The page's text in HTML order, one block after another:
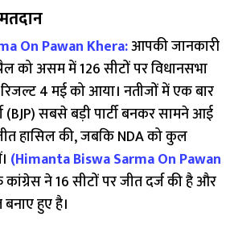
On Pawan Khera:आपकी जानकारी
को असम में 126 सीटों पर विधानसभा
4 मई को आया। नतीजों में एक बार
(BJP) सबसे बड़ी पार्टी बनकर सामने आई
हासिल की, जबकि NDA को कुल
(Himanta Biswa Sarma On Pawan
ने 16 सीटों पर जीत दर्ज की है और
हुए है।